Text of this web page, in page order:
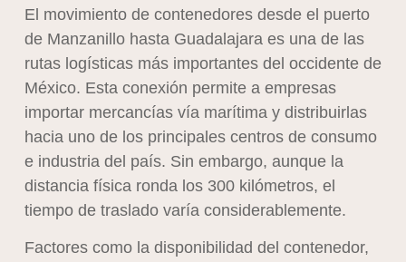
El movimiento de contenedores desde el puerto
de Manzanillo hasta Guadalajara es una de las
rutas logísticas más importantes del occidente de
México. Esta conexión permite a empresas
importar mercancías vía marítima y distribuirlas
hacia uno de los principales centros de consumo
e industria del país. Sin embargo, aunque la
distancia física ronda los 300 kilómetros, el
tiempo de traslado varía considerablemente.
Factores como la disponibilidad del contenedor,